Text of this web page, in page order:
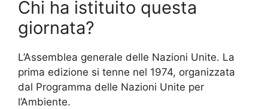
Chi ha istituito questa
giornata?
L’Assemblea generale delle Nazioni Unite. La
prima edizione si tenne nel 1974, organizzata
dal Programma delle Nazioni Unite per
l’Ambiente.